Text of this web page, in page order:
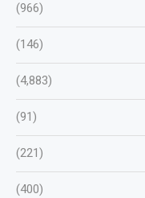
(966)
(146)
(4,883)
(91)
(221)
(400)